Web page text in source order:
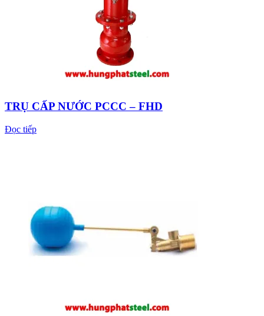
TRỤ CẤP NƯỚC PCCC – FHD
Đọc tiếp